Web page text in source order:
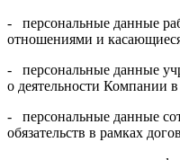
- персональные данные
отношениями и
- персональные данные
о деятельности Компании в
- персональные данные
обязательств в рамках